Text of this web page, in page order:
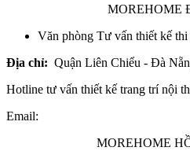
MOREHOME
Văn phòng Tư vấn thiết kế
Địa chỉ: Quận Liên Chiểu - Đà
Hotline tư vấn thiết kế trang trí nội
Email:
MOREHOME